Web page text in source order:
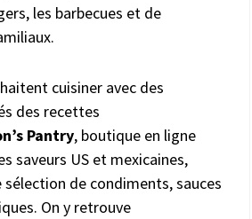
les barbecues et de
cuisiner avec des
des recettes
Pantry, boutique en ligne
saveurs US et mexicaines,
sélection de condiments, sauces
On y retrouve